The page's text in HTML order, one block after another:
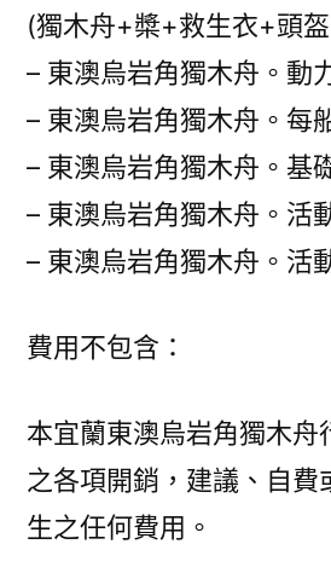
(獨木舟+槳+救生衣+頭
– 東澳烏岩角獨木舟。動
– 東澳烏岩角獨木舟。每
– 東澳烏岩角獨木舟。基
– 東澳烏岩角獨木舟。活
– 東澳烏岩角獨木舟。活
費用不包含：
本宜蘭東澳烏岩角獨木舟
之各項開銷，建議、自費
生之任何費用。